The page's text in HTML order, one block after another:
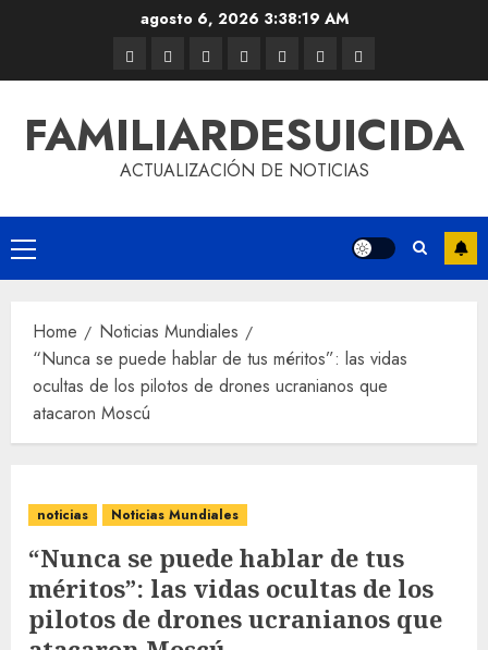
agosto 6, 2026 3:38:20 AM
FAMILIARDESUICIDA
ACTUALIZACIÓN DE NOTICIAS
Home
Noticias Mundiales
“Nunca se puede hablar de tus méritos”: las vidas
ocultas de los pilotos de drones ucranianos que
atacaron Moscú
noticias Noticias Mundiales
“Nunca se puede hablar de tus
méritos”: las vidas ocultas de los
pilotos de drones ucranianos que